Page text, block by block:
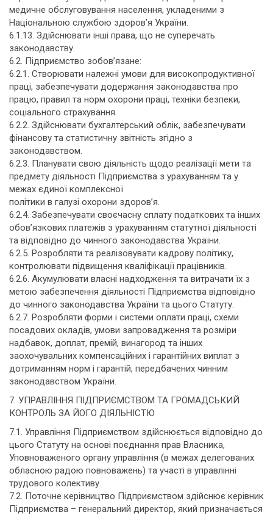
медичне обслуговування населення, укладеними з
Національною службою здоров’я України.
6.1.13. Здійснювати інші права, що не суперечать
законодавству.
6.2. Підприємство зобов’язане:
6.2.1. Створювати належні умови для високопродуктивної
праці, забезпечувати додержання законодавства про
працю, правил та норм охорони праці, техніки безпеки,
соціального страхування.
6.2.2. Здійснювати бухгалтерський облік, забезпечувати
фінансову та статистичну звітність згідно з
законодавством.
6.2.3. Планувати свою діяльність щодо реалізації мети та
предмету діяльності Підприємства з урахуванням та у
межах єдиної комплексної
політики в галузі охорони здоров’я.
6.2.4. Забезпечувати своєчасну сплату податкових та інших
обов’язкових платежів з урахуванням статутної діяльності
та відповідно до чинного законодавства України.
6.2.5. Розробляти та реалізовувати кадрову політику,
контролювати підвищення кваліфікації працівників.
6.2.6. Акумулювати власні надходження та витрачати їх з
метою забезпечення діяльності Підприємства відповідно
до чинного законодавства України та цього Статуту.
6.2.7. Розробляти форми і системи оплати праці, схеми
посадових окладів, умови запровадження та розміри
надбавок, доплат, премій, винагород та інших
заохочувальних компенсаційних і гарантійних виплат з
дотриманням норм і гарантій, передбачених чинним
законодавством України.
7. УПРАВЛІННЯ ПІДПРИЄМСТВОМ ТА ГРОМАДСЬКИЙ
КОНТРОЛЬ ЗА ЙОГО ДІЯЛЬНІСТЮ
7.1. Управління Підприємством здійснюється відповідно до
цього Статуту на основі поєднання прав Власника,
Уповноваженого органу управління (в межах делегованих
обласною радою повноважень) та участі в управлінні
трудового колективу.
7.2. Поточне керівництво Підприємством здійснює керівник
Підприємства – генеральний директор, який призначається